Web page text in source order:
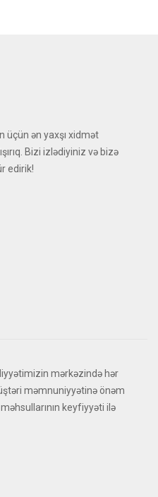
üçün ən yaxşı xidmət
Bizi izlədiyiniz və bizə
edirik!
mərkəzində hər
məmnuniyyətinə önəm
keyfiyyəti ilə